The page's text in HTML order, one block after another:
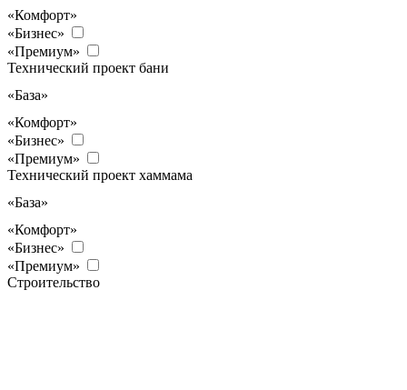
«Комфорт»
«Бизнес»
«Премиум»
Технический проект бани
«База»
«Комфорт»
«Бизнес»
«Премиум»
Технический проект хаммама
«База»
«Комфорт»
«Бизнес»
«Премиум»
Строительство